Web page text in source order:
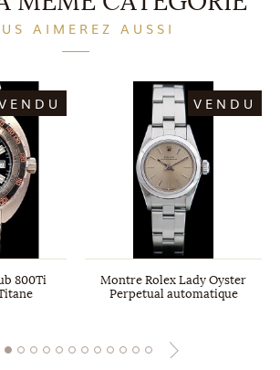
AIMEREZ AUSSI
800Ti
VENDU
Montre Rolex Lady Oyster
Perpetual automatique